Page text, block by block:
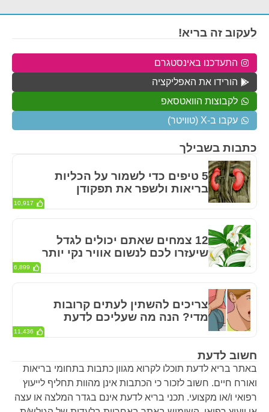
חשוב לדעת
באתר בריא לדעת תוכלו לקרוא מגוון כתבות בתחומי בריאות
ואורח חיים. חשוב לזכור כי הכתבות אינן מהוות תחליף לייעוץ
רפואי ו/או מקצועי. תכני בריא לדעת אינם בגדר המלצה או עצה
כתבות בשבילך
5 טיפים כדי לשמור על הכליות
בריאות ולשפר את תפקודן
10,917
12 צמחים שאתם יכולים לגדל
שיעזרו לכם לנשום אוויר נקי יותר
6,899
צריכים להשתין לעתים קרובות
מדי? הנה מה שעליכם לדעת
11,436
לעקוב זה בריא!
התעדכנו באינסטגרם
הורידו את האפליקציה
לקבוצות הוואטסאפ
עקבו ב-X (טוויטר)